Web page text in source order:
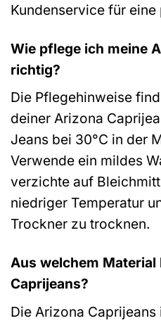
Kundenservice für
Wie pflege ich meine
richtig?
Die Pflegehinweise
deiner Arizona
Jeans bei 30°C in der
Verwende ein mildes
verzichte auf
niedriger Temperatur
Trockner zu trocknen.
Aus welchem
Caprijeans?
Die Arizona